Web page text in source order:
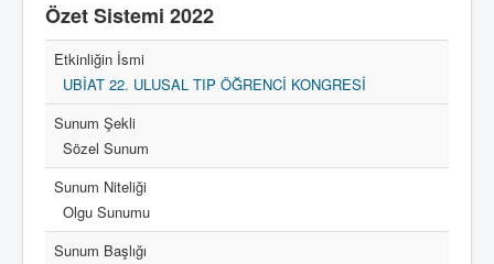
Özet Sistemi 2022
Etkinliğin İsmi
UBİAT 22. ULUSAL TIP ÖĞRENCİ KONGRESİ
Sunum Şekli
Sözel Sunum
Sunum Niteliği
Olgu Sunumu
Sunum Başlığı